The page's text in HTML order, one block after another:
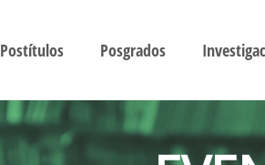
Postítulos Posgrados